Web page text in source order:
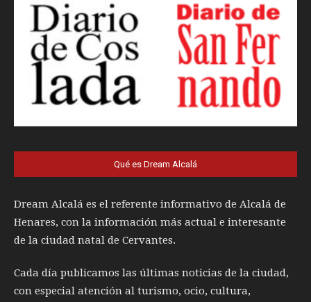
Qué es Dream Alcalá
Dream Alcalá es el referente informativo de Alcalá de
Henares, con la información más actual e interesante
de la ciudad natal de Cervantes.
Cada día publicamos las últimas noticias de la ciudad,
con especial atención al turismo, ocio, cultura,